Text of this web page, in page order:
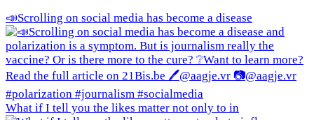
📣Scrolling on social media has become a disease
What if I tell you the likes matter not only to in